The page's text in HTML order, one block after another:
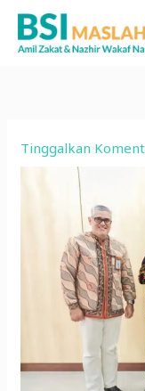
Lewati
konten
Tinggalkan